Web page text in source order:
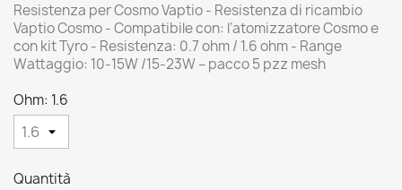
Resistenza per Cosmo Vaptio - Resistenza di ricambio
Vaptio Cosmo - Compatibile con: l’atomizzatore Cosmo e
con kit Tyro - Resistenza: 0.7 ohm / 1.6 ohm - Range
Wattaggio: 10-15W /15-23W – pacco 5 pzz mesh
Ohm: 1.6
Quantità